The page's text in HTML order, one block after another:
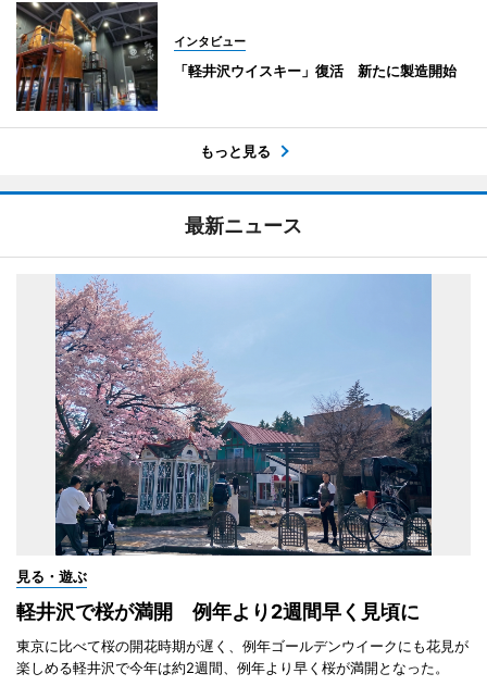
インタビュー
「軽井沢ウイスキー」復活 新たに製造開始
もっと見る
最新ニュース
見る・遊ぶ
軽井沢で桜が満開 例年より2週間早く見頃に
東京に比べて桜の開花時期が遅く、例年ゴールデンウイークにも花見が
楽しめる軽井沢で今年は約2週間、例年より早く桜が満開となった。